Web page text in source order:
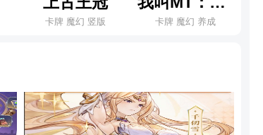
卡牌 魔幻 竖版 卡牌 魔幻 养成